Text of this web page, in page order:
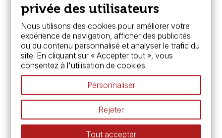
Boutique à Angers
Services
Carte fidélité & avantages
Chèque cadeau, bon cadeaux
Devis & bon de commande
Pass culture - mode d'emploi
Nos promotions en cours
Espace conseils
L’aquarelle en tubes ou en godets ?
Le vocabulaire technique de l’aquarelle
Différence entre peinture Fine et Extra-fine
privée des utilisateurs
Nous utilisons des cookies pour améliorer votre
expérience de navigation, afficher des publicités
ou du contenu personnalisé et analyser le trafic du
site. En cliquant sur « Accepter tout », vous
consentez à l'utilisation de cookies.
Personnaliser
Rejeter
Tout accepter